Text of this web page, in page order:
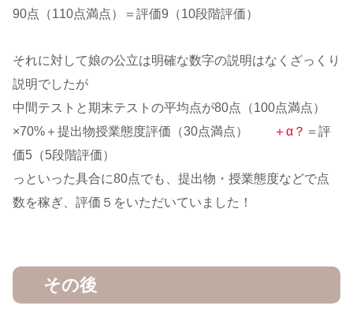
90点（110点満点）＝評価9（10段階評価）
それに対して娘の公立は明確な数字の説明はなくざっくり
説明でしたが
中間テストと期末テストの平均点が80点（100点満点）
×70%＋提出物授業態度評価（30点満点）
＋α？ ＝評
価5（5段階評価）
っといった具合に80点でも、提出物・授業態度などで点
数を稼ぎ、評価５をいただいていました！
その後